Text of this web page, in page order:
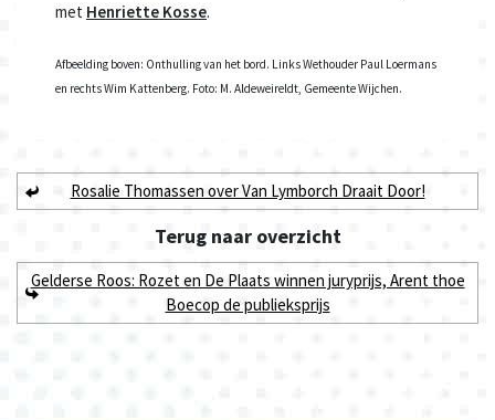
met Henriette Kosse.
Afbeelding boven: Onthulling van het bord. Links Wethouder Paul Loermans
en rechts Wim Kattenberg. Foto: M. Aldeweireldt, Gemeente Wijchen.
Rosalie Thomassen over Van Lymborch Draait Door!
Terug naaroverzicht
Gelderse Roos: Rozet en De Plaats winnen juryprijs, Arent thoe
Boecop de publieksprijs